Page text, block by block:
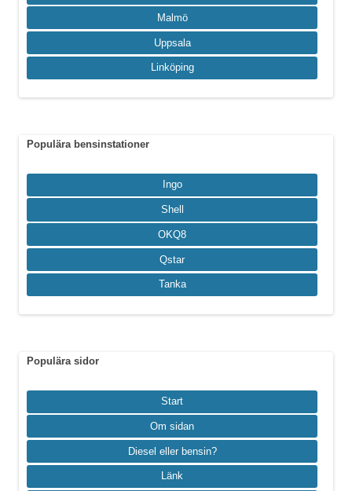
Malmö
Uppsala
Linköping
Populära bensinstationer
Ingo
Shell
OKQ8
Qstar
Tanka
Populära sidor
Start
Om sidan
Diesel eller bensin?
Länk